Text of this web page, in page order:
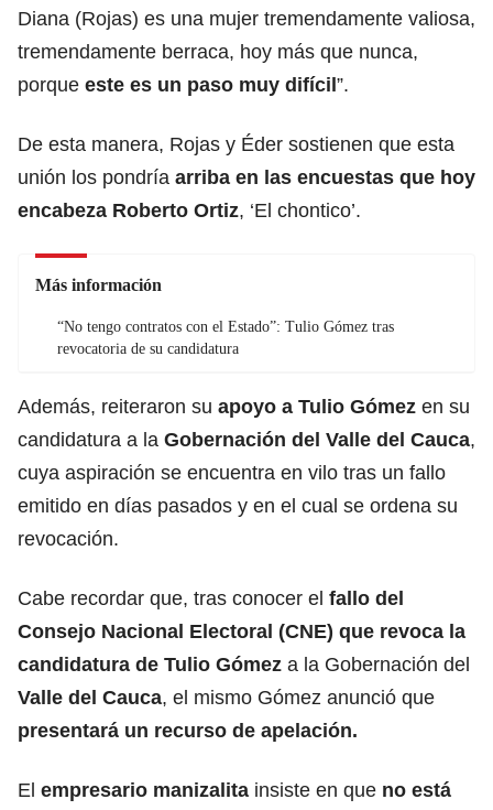
Diana (Rojas) es una mujer tremendamente valiosa,
tremendamente berraca, hoy más que nunca,
porque este es un paso muy difícil”.
De esta manera, Rojas y Éder sostienen que esta
unión los pondría arriba en las encuestas que hoy
encabeza Roberto Ortiz, ‘El chontico’.
Más información
“No tengo contratos con el Estado”: Tulio Gómez tras
revocatoria de su candidatura
Además, reiteraron su apoyo a Tulio Gómez en su
candidatura a la Gobernación del Valle del Cauca,
cuya aspiración se encuentra en vilo tras un fallo
emitido en días pasados y en el cual se ordena su
revocación.
Cabe recordar que, tras conocer el fallo del
Consejo Nacional Electoral (CNE) que revoca la
candidatura de Tulio Gómez a la Gobernación del
Valle del Cauca, el mismo Gómez anunció que
presentará un recurso de apelación.
El empresario manizalita insiste en que no está